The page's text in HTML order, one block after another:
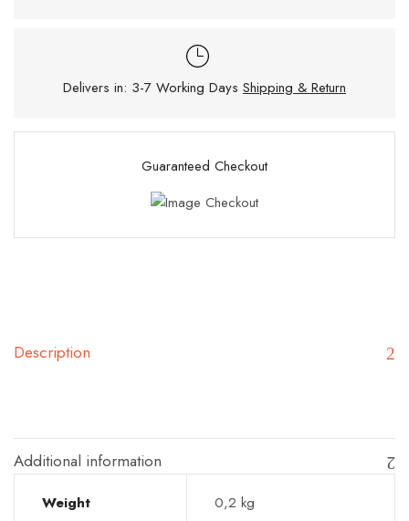
Delivers in: 3-7 Working Days Shipping & Return
Guaranteed Checkout
Description
Additional information
Weight 0,2 kg